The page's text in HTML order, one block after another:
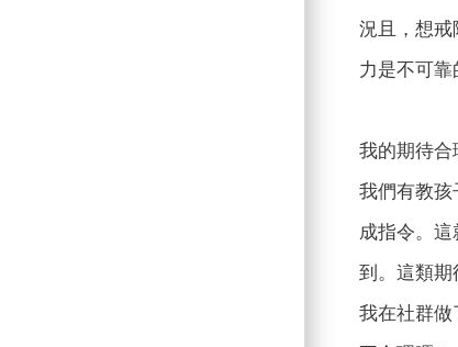
況且，想
力是不可靠
我的期待合
我們有教孩
成指令。
到。這類期
我在社群